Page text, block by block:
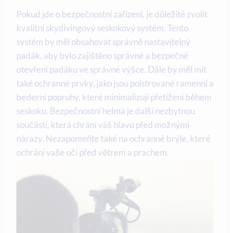
Pokud jde o bezpečnostní zařízení, je důležité zvolit
kvalitní skydivingový seskokový systém. Tento
systém by měl obsahovat správně nastavitelný
padák, aby bylo zajištěno správné a bezpečné
otevření padáku ve správné výšce. Dále by měl mít
také ochranné prvky, jako jsou polstrované ramenní a
bederní popruhy, které minimalizují přetížení během
seskoku. Bezpečnostní helma je další nezbytnou
součástí, která chrání váš hlavu před možnými
nárazy. Nezapomeňte také na ochranné brýle, které
ochrání vaše oči před větrem a prachem.